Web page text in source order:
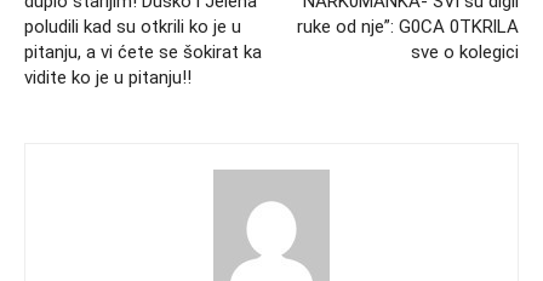
poludili kad su otkrili ko je u
pitanju, a vi ćete se šokirat ka
vidite ko je u pitanju!!
ruke od nje”: G0CA 0TKRlLA
sve o kolegici